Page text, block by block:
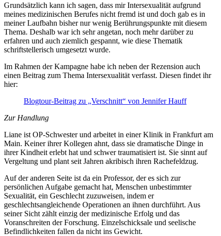
Grundsätzlich kann ich sagen, dass mir Intersexualität aufgrund
meines medizinischen Berufes nicht fremd ist und doch gab es in
meiner Laufbahn bisher nur wenig Berührungspunkte mit diesem
Thema. Deshalb war ich sehr angetan, noch mehr darüber zu
erfahren und auch ziemlich gespannt, wie diese Thematik
schriftstellerisch umgesetzt wurde.
Im Rahmen der Kampagne habe ich neben der Rezension auch
einen Beitrag zum Thema Intersexualität verfasst. Diesen findet ihr
hier:
Blogtour-Beitrag zu „Verschnitt“ von Jennifer Hauff
Zur Handlung
Liane ist OP-Schwester und arbeitet in einer Klinik in Frankfurt am
Main. Keiner ihrer Kollegen ahnt, dass sie dramatische Dinge in
ihrer Kindheit erlebt hat und schwer traumatisiert ist. Sie sinnt auf
Vergeltung und plant seit Jahren akribisch ihren Rachefeldzug.
Auf der anderen Seite ist da ein Professor, der es sich zur
persönlichen Aufgabe gemacht hat, Menschen unbestimmter
Sexualität, ein Geschlecht zuzuweisen, indem er
geschlechtsangleichende Operationen an ihnen durchführt. Aus
seiner Sicht zählt einzig der medizinische Erfolg und das
Voranschreiten der Forschung. Einzelschicksale und seelische
Befindlichkeiten fallen da nicht ins Gewicht.